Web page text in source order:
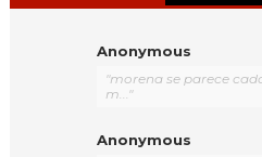
Anonymous
"morena se parece
m..."
Anonymous